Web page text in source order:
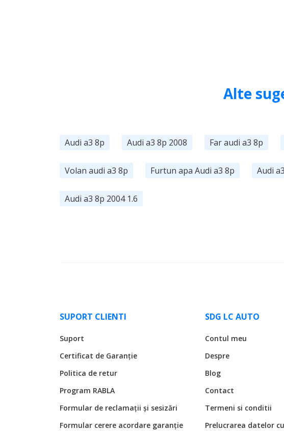
Alte
Audi a3 8p Audi a3 8p 2008 Far audi a3 8p
Volan audi a3 8p Furtun apa Audi a3 8p Audi
Audi a3 8p 2004 1.6
SUPORT CLIENTI
Suport
Certificat de Garanție
Politica de retur
Program RABLA
Formular de reclamații și sesizări
Formular cerere acordare garanție
SDG LC AUTO
Contul meu
Despre
Blog
Contact
Termeni si conditii
Prelucrarea datelor